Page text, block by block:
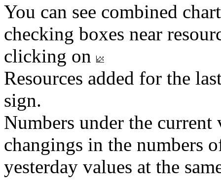
You can see combined
checking boxes near
clicking on
Resources added for the
sign.
Numbers under the
changings in the numbers
yesterday values at the